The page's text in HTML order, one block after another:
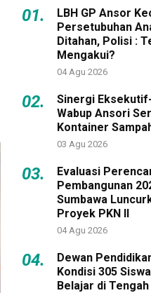
01.
LBH GP Ansor
Persetubuhan
Ditahan, Polisi :
Mengakui?
04 Agu 2026
02.
Sinergi
Wabup Ansori
Kontainer
03 Agu 2026
03.
Evaluasi
Pembangunan
Sumbawa
Proyek PKN II
04 Agu 2026
04.
Dewan
Kondisi 305
Belajar di